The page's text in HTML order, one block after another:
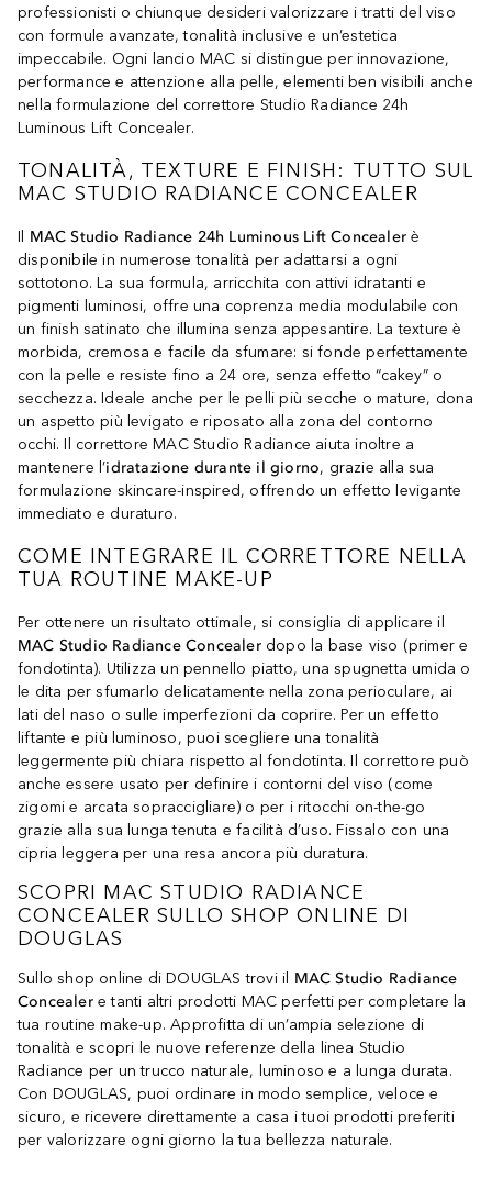
professionisti o chiunque desideri valorizzare i tratti del viso
con formule avanzate, tonalità inclusive e un’estetica
impeccabile. Ogni lancio MAC si distingue per innovazione,
performance e attenzione alla pelle, elementi ben visibili anche
nella formulazione del correttore Studio Radiance 24h
Luminous Lift Concealer.
TONALITÀ, TEXTURE E FINISH: TUTTO SUL
MAC STUDIO RADIANCE CONCEALER
Il MAC Studio Radiance 24h Luminous Lift Concealer è
disponibile in numerose tonalità per adattarsi a ogni
sottotono. La sua formula, arricchita con attivi idratanti e
pigmenti luminosi, offre una coprenza media modulabile con
un finish satinato che illumina senza appesantire. La texture è
morbida, cremosa e facile da sfumare: si fonde perfettamente
con la pelle e resiste fino a 24 ore, senza effetto “cakey” o
secchezza. Ideale anche per le pelli più secche o mature, dona
un aspetto più levigato e riposato alla zona del contorno
occhi. Il correttore MAC Studio Radiance aiuta inoltre a
mantenere l’idratazione durante il giorno, grazie alla sua
formulazione skincare-inspired, offrendo un effetto levigante
immediato e duraturo.
COME INTEGRARE IL CORRETTORE NELLA
TUA ROUTINE MAKE-UP
Per ottenere un risultato ottimale, si consiglia di applicare il
MAC Studio Radiance Concealerdopo la base viso (primer e
fondotinta). Utilizza un pennello piatto, una spugnetta umida o
le dita per sfumarlo delicatamente nella zona perioculare, ai
lati del naso o sulle imperfezioni da coprire. Per un effetto
liftante e più luminoso, puoi scegliere una tonalità
leggermente più chiara rispetto al fondotinta. Il correttore può
anche essere usato per definire i contorni del viso (come
zigomi e arcata sopraccigliare) o per i ritocchi on-the-go
grazie alla sua lunga tenuta e facilità d’uso. Fissalo con una
cipria leggera per una resa ancora più duratura.
SCOPRI MAC STUDIO RADIANCE
CONCEALER SULLO SHOP ONLINE DI
DOUGLAS
Sullo shop online di DOUGLAS trovi il MAC Studio Radiance
Concealere tanti altri prodotti MAC perfetti per completare la
tua routine make-up. Approfitta di un’ampia selezione di
tonalità e scopri le nuove referenze della linea Studio
Radiance per un trucco naturale, luminoso e a lunga durata.
Con DOUGLAS, puoi ordinare in modo semplice, veloce e
sicuro, e ricevere direttamente a casa i tuoi prodotti preferiti
per valorizzare ogni giorno la tua bellezza naturale.